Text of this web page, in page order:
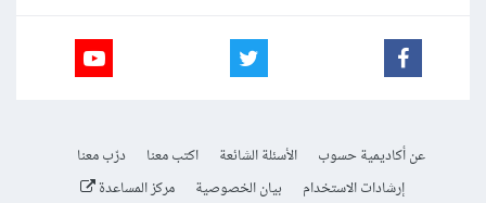
عن أكاديمية حسوب الأسئلة الشائعة اكتب معنا
درّب معنا
إرشادات الاستخدام
بيان الخصوصية مركز المساعدة